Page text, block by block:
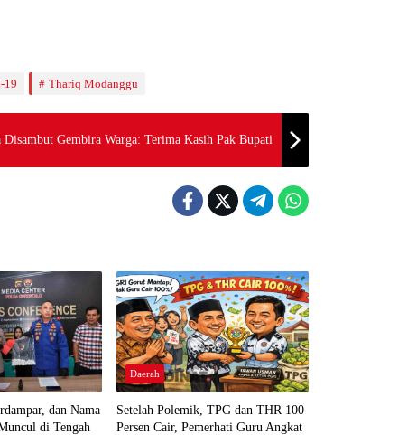
19 Thariq Modanggu
Gembira Warga: Terima Kasih Pak Bupati
dan Nama
di Tengah
Daerah
Setelah Polemik, TPG dan THR 100
Persen Cair, Pemerhati Guru Angkat